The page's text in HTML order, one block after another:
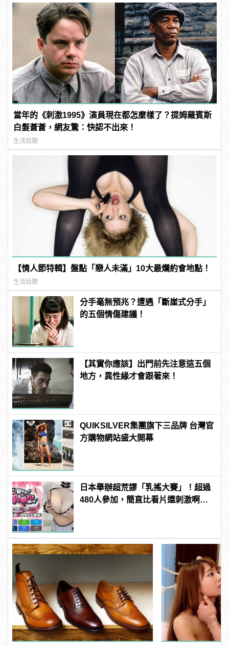
當年的《刺激1995》演員現在都怎麼樣了？提姆羅賓斯
白髮蒼蒼，網友驚：快認不出來！
生活話題
【情人節特輯】盤點「戀人未滿」10大最爛約會地點！
生活話題
分手毫無預兆？遭遇「斷崖式分手」
的五個情傷建議！
【其實你應該】出門前先注意這五個
地方，異性緣才會跟著來！
QUIKSILVER集團旗下三品牌 台灣官
方購物網站盛大開幕
日本舉辦超荒謬「乳搖大賽」！超過
480人參加，簡直比看片還刺激啊！ |